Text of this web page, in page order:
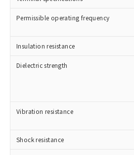
Permissible operating frequency
Insulation resistance
Dielectric strength
Vibration resistance
Shock resistance
記載している更新日時
タに基づき作成される
覧された時点での実際
準価格とは異なる場
了承ください。
正式な納期状況およ
様のお取引先、または
ムロン制御機器販売
オムロン制御機器販
ください。
在庫状況および標準
事前の承諾なく第三者
示しないようお願いし
鉛(Pb) 1000ppm以下、 水銀(Hg)
ミウム(Cd) 100ppm以下、
六価クロム(Cr(Ⅵ)) 1000ppm以下、
類(PBB) 1000ppm以下、ポリ臭化
(PBDE) 1000ppm以下、フタル酸ビ
（DBP） 1000ppm以下、フタル酸
但し、RoHS指令で産業用監視およ
フタル酸エステル類の４物質につい
図的な使用がないことを確認してい
*中国RoHS10物質の基準値 (GB/
Pb(鉛) :1000ppm、 Hg(水銀) :
Cr(Ⅵ)(六価クロム) : 1000ppm、
ニル類) : 1000ppm、 PBDEs(ポリ臭
DBP(フタル酸ジブチル) : 1000ppm
イソブチル) : 1000ppm、 BBP(フタ
DEHP(フタル酸ビス(2-エチルヘキ
※2 環境保護使用期限
「ｅ」：有害物質（10物質
準値以下であることを示しま
または国外への提供
国政府の輸出許可(ま
可)を取得するなどの
当社は規制貨物を破棄
全に破砕するなど、違
いよう必要な手段を講
当社は貴社製品を、核
ル、化学兵器、生物
武器並びにこれらの
使用いたしません。
当社は、貴社製品を
場合は、上記1、2お
該第三者に通知します
号
説明
○ 一定数以上の在庫あ
△ 一定数には満た
在庫なし(最新の
いては、お客様
たはお客様担当の
機器販売店・当